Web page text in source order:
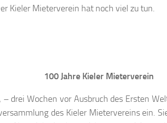
Kieler Mieterverein hat noch viel zu tun.
100 Jahre Kieler Mieterverein
drei Wochen vor Ausbruch des Ersten
des Kieler Mietervereins ein.